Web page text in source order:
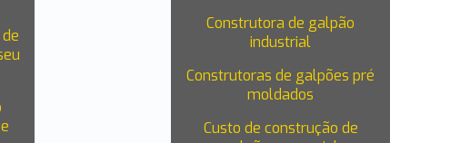
Construtora de galpão
industrial
Construtoras de galpões pré
moldados
Custo de construção de